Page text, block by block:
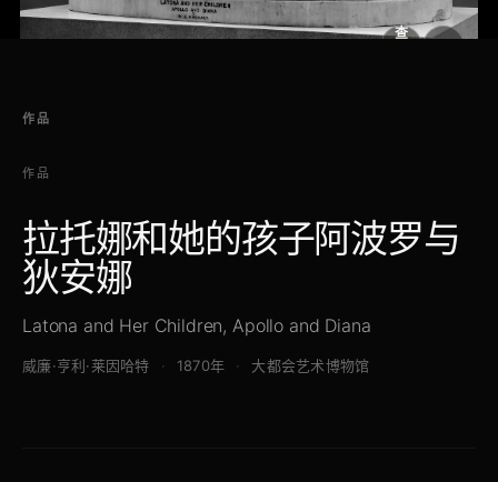
查
作品
作品
拉托娜和她的孩子阿波罗与
狄安娜
Latona and Her Children, Apollo and Diana
威廉·亨利·莱因哈特 1870年 大都会艺术博物馆